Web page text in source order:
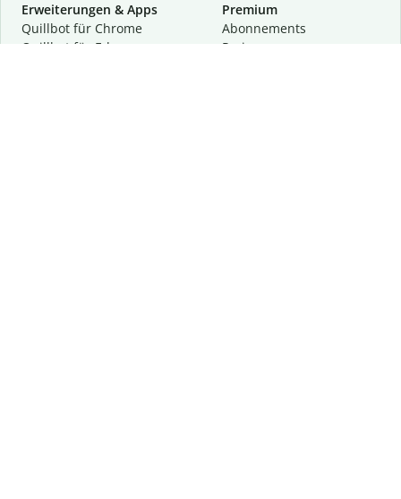
Erweiterungen & Apps
Quillbot für Chrome
Quillbot für Edge
Premium
Abon­ne­ments
Preise